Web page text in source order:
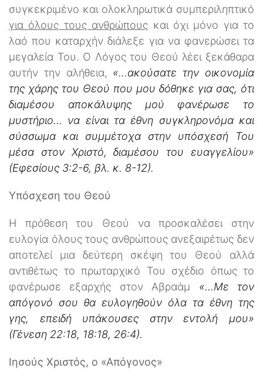
συγκεκριμένο και ολοκληρωτικά συμπεριληπτικό
για όλους τους ανθρώπους και όχι μόνο για το
λαό που καταρχήν διάλεξε για να φανερώσει τα
μεγαλεία Του. Ο Λόγος του Θεού λέει ξεκάθαρα
αυτήν την αλήθεια, «…ακούσατε την οικονομία
της χάρης του Θεού που μου δόθηκε για σας, ότι
διαμέσου αποκάλυψης μού φανέρωσε το
μυστήριο… να είναι τα έθνη συγκληρονόμα και
σύσσωμα και συμμέτοχα στην υπόσχεσή Του
μέσα στον Χριστό, διαμέσου του ευαγγελίου»
(Εφεσίους 3:2-6, βλ. κ. 8-12).
Υπόσχεση του Θεού
Η πρόθεση του Θεού να προσκαλέσει στην
ευλογία όλους τους ανθρώπους ανεξαιρέτως δεν
αποτελεί μια δεύτερη σκέψη του Θεού αλλά
αντιθέτως το πρωταρχικό Του σχέδιο όπως το
φανέρωσε εξαρχής στον Αβραάμ «…Με τον
απόγονό σου θα ευλογηθούν όλα τα έθνη της
γης, επειδή υπάκουσες στην εντολή μου»
(Γένεση 22:18, 18:18, 26:4).
Ιησούς Χριστός, ο «Απόγονος»